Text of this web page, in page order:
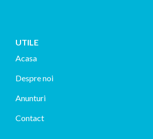
UTILE
Acasa
Despre noi
Anunturi
Contact